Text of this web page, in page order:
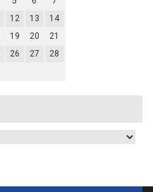
12 13
14
19 20
21
26 27
28